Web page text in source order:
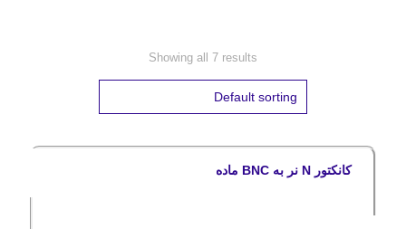
Showing all 7 results
کانکتور N نر به BNC ماده